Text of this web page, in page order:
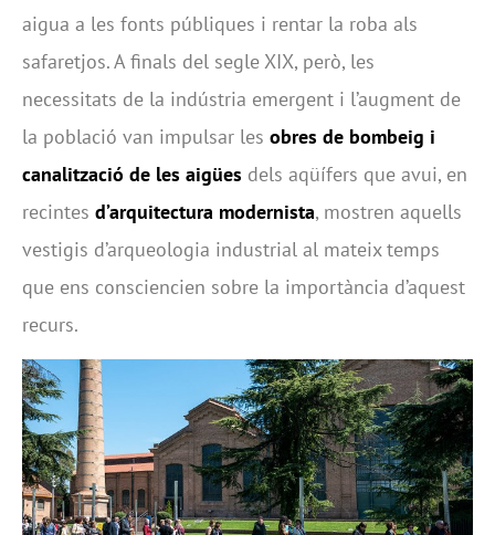
aigua a les fonts públiques i rentar la roba als
safaretjos. A finals del segle XIX, però, les
necessitats de la indústria emergent i l’augment de
la població van impulsar les obres de bombeig i
canalització de les aigües dels aqüífers que avui, en
recintes d’arquitectura modernista, mostren aquells
vestigis d’arqueologia industrial al mateix temps
que ens consciencien sobre la importància d’aquest
recurs.